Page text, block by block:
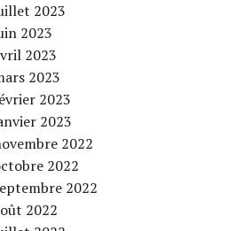
2023
2023
2023
2023
2023
2023
2022
2022
2022
2022